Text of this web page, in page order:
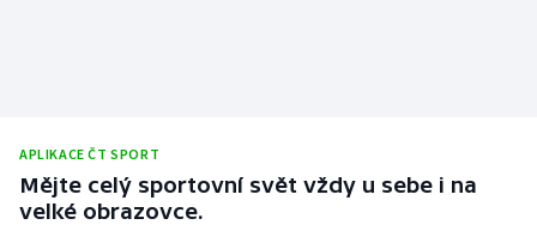
APLIKACE ČT SPORT
Mějte celý sportovní svět vždy u sebe i na
velké obrazovce.